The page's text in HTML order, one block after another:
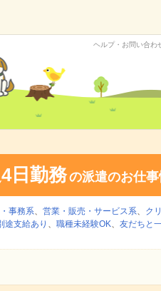
ヘルプ・お問い合わ
日勤務の派遣のお仕
事務系、 営業・販売・サービス系、 ク
途支給あり 、 職種未経験OK、 友だちと